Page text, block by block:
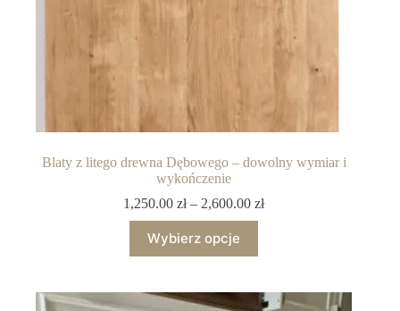
Blaty z litego drewna Dębowego – dowolny wymiar i
wykończenie
1,250.00zł – 2,600.00zł
Wybierz opcje